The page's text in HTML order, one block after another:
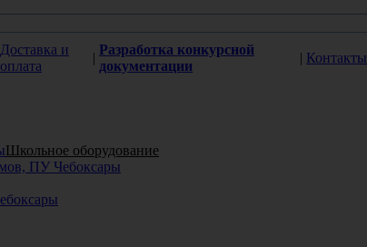
Доставка и
оплата
|
Разработка конкурсной
документации
| Контакты
Школьное оборудование